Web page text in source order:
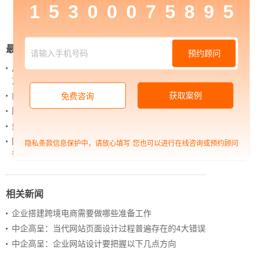
时代的优势
最新新闻
从 “黑神话：悟空” 的成功，看企业网站如何撬动品牌
力量
内容管理：媒体资讯网站搭建的隐藏大BOSS
网站进化的终极形态，你了解吗？
如何借助设计服务打造超级品牌？
网站上线后，如何做好运营工作，让网站持续具备竞
争力？
相关新闻
企业搭建跨境电商需要做哪些准备工作
中企高呈：当代网站页面设计过程普遍存在的4大错误
中企高呈：企业网站设计要把握以下几点方向
1 5 3 0 0 0 7 5 8 9 5
预约顾问
免费咨询 获取案例
隐私条款信息保护中，请放心填写 您也可以进行在线咨询或预约顾问